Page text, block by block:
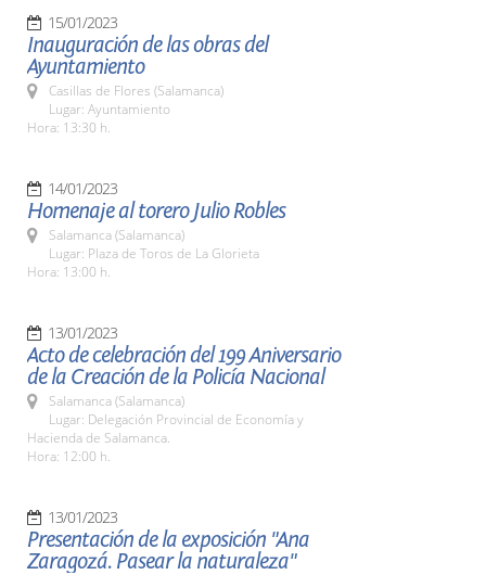
15/01/2023
Inauguración de las obras del
Ayuntamiento
Casillas de Flores (Salamanca)
Lugar: Ayuntamiento
Hora: 13:30 h.
14/01/2023
Homenaje al torero Julio Robles
Salamanca (Salamanca)
Lugar: Plaza de Toros de La Glorieta
Hora: 13:00 h.
13/01/2023
Acto de celebración del 199 Aniversario
de la Creación de la Policía Nacional
Salamanca (Salamanca)
Lugar: Delegación Provincial de Economía y
Hacienda de Salamanca.
Hora: 12:00 h.
13/01/2023
Presentación de la exposición "Ana
Zaragozá. Pasear la naturaleza"